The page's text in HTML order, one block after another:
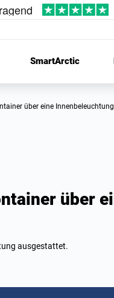
SmartArctic
über eine
über
ausgestattet.